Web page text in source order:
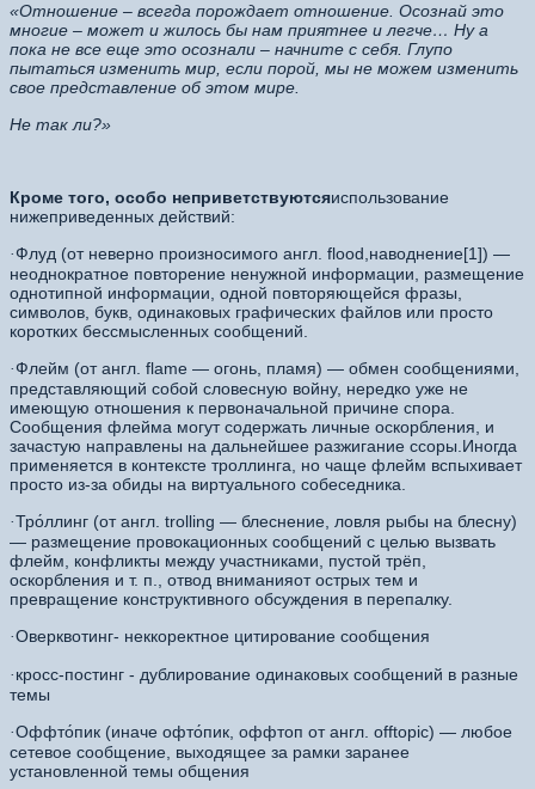
«Отношение – всегда порождает отношение. Осознай это
многие – может и жилось бы нам приятнее и легче… Ну а
пока не все еще это осознали – начните с себя. Глупо
пытаться изменить мир, если порой, мы не можем изменить
свое представление об этом мире.
Не так ли?»
Кроме того, особо неприветствуютсяиспользование
нижеприведенных действий:
·Флуд (от неверно произносимого англ. flood,наводнение[1]) —
неоднократное повторение ненужной информации, размещение
однотипной информации, одной повторяющейся фразы,
символов, букв, одинаковых графических файлов или просто
коротких бессмысленных сообщений.
·Флейм (от англ. flame — огонь, пламя) — обмен сообщениями,
представляющий собой словесную войну, нередко уже не
имеющую отношения к первоначальной причине спора.
Сообщения флейма могут содержать личные оскорбления, и
зачастую направлены на дальнейшее разжигание ссоры.Иногда
применяется в контексте троллинга, но чаще флейм вспыхивает
просто из-за обиды на виртуального собеседника.
·Тро́ллинг (от англ. trolling — блеснение, ловля рыбы на блесну)
— размещение провокационных сообщений с целью вызвать
флейм, конфликты между участниками, пустой трёп,
оскорбления и т. п., отвод вниманияот острых тем и
превращение конструктивного обсуждения в перепалку.
·Оверквотинг- неккоректное цитирование сообщения
· кросс-постинг - дублирование одинаковых сообщений в разные
темы
·Оффто́пик (иначе офто́пик, оффтоп от англ. offtopic) — любое
сетевое сообщение, выходящее за рамки заранее
установленной темы общения